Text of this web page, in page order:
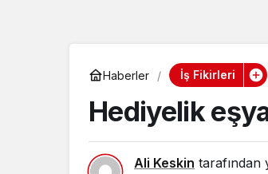
Haberler İş Fikirleri
Hediyelik eşya
Ali Keskin tarafından